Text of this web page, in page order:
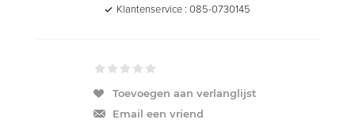
Klantenservice : 085-0730145
Toevoegen aan verlanglijst
Email een vriend